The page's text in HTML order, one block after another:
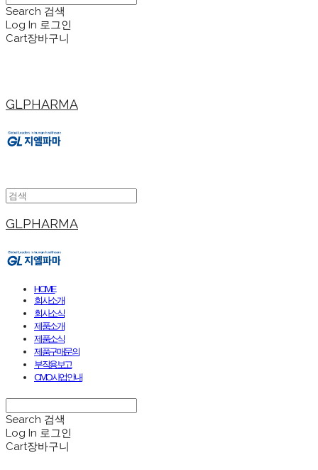
Search 검색
Log In 로그인
Cart장바구니
GLPHARMA
GLPHARMA
HOME
회사소개
회사소식
제품소개
제품소식
제품구매문의
부작용보고
CMO사업안내
Search 검색
Log In 로그인
Cart장바구니